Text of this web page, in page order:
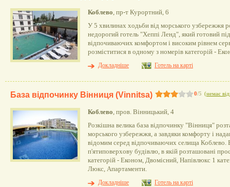
Коблево, пр-т Курортний, 6
У 5 хвилинах ходьби від морського узбережжя
недорогий готель "Хеппі Ленд", який готовий
відпочиваючих комфортом і високим рівнем
розміститися в одному з номерів категорій -
Докладніше
Готель на карті
0/5 (немає
База відпочинку Вінниця (Vinnitsa)
Коблево, пров. Вінницький, 4
Розкішна велика база відпочинку "Вінниця"
морського узбережжя, а завдяки комфорту і
відомим серед відпочиваючих селища Коблево.
п'ятиповерхову будівлю, в якій розташовані
категорій - Економ, Двомісний, Напівлюкс 1
Люкс, Апартаменти.
Докладніше
Готель на карті